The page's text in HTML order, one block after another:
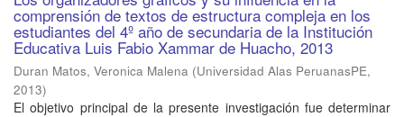
comprensión de textos de estructura compleja en los
estudiantes del 4º año de secundaria de la Institución
Educativa Luis Fabio Xammar de Huacho, 2013
Duran Matos, Veronica Malena (Universidad Alas PeruanasPE,
2013)
El objetivo principal de la presente investigación fue determinar